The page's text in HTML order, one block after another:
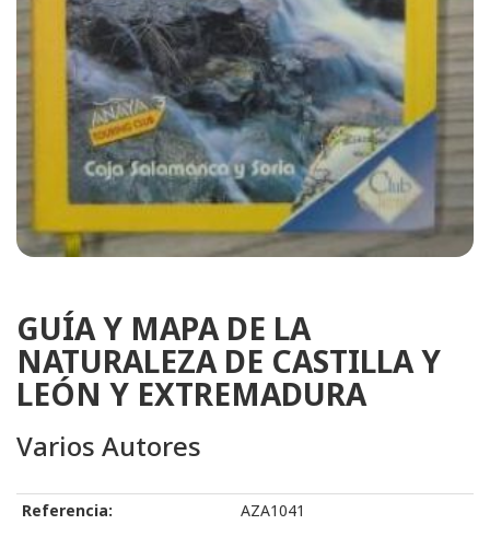
GUÍA Y MAPA DE LA
NATURALEZA DE CASTILLA Y
LEÓN Y EXTREMADURA
Varios Autores
Referencia: AZA1041